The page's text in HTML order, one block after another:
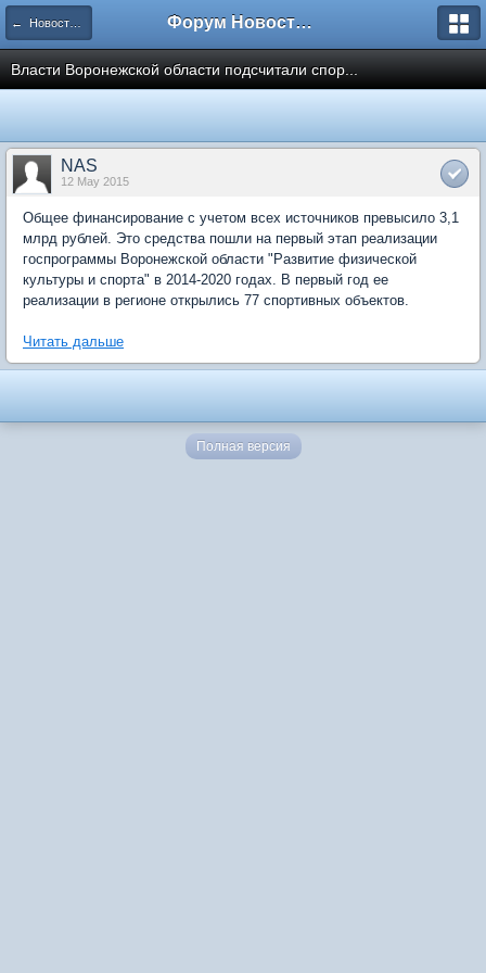
← Новости рынка недвижимости Форум Новостройки
Власти Воронежской области подсчитали спор...
NAS
12 May 2015
Общее финансирование с учетом всех источников превысило 3,1
млрд рублей. Это средства пошли на первый этап реализации
госпрограммы Воронежской области "Развитие физической
культуры и спорта" в 2014-2020 годах. В первый год ее
реализации в регионе открылись 77 спортивных объектов.
Читать дальше
Полная версия